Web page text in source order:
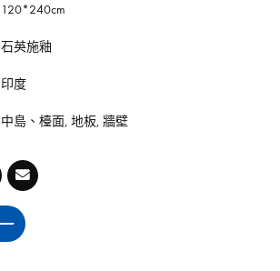
120*240cm
石英施釉
印度
中島、檯面, 地板, 牆壁